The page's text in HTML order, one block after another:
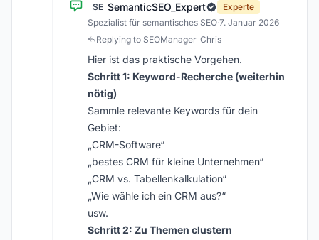
SE SemanticSEO_Expert
Experte
Spezialist für semantisches SEO·7. Januar 2026
Replying to SEOManager_Chris
Hier ist das praktische Vorgehen.
Schritt 1: Keyword-Recherche (weiterhin
nötig)
Sammle relevante Keywords für dein
Gebiet:
„CRM-Software“
„bestes CRM für kleine Unternehmen“
„CRM vs. Tabellenkalkulation“
„Wie wähle ich ein CRM aus?“
usw.
Schritt 2: Zu Themen clustern